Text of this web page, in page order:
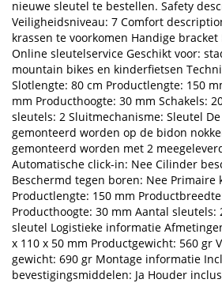
nieuwe sleutel te bestellen. Safety
Veiligheidsniveau: 7 Comfort
krassen te voorkomen Handige
Online sleutelservice Geschikt voor:
mountain bikes en kinderfietsen
Slotlengte: 80 cm Productlengte: 150
mm Producthoogte: 30 mm Schakels:
sleutels: 2 Sluitmechanisme: Sleutel
gemonteerd worden op de bidon
gemonteerd worden met 2
Automatische click-in: Nee Cilinder
Beschermd tegen boren: Nee Primaire
Productlengte: 150 mm
Producthoogte: 30 mm Aantal sleutels:
sleutel Logistieke informatie
x 110 x 50 mm Productgewicht: 560 gr
gewicht: 690 gr Montage informatie
bevestigingsmiddelen: Ja Houder